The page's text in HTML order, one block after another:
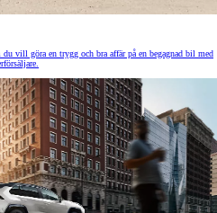
vill göra en trygg och bra affär på en begagnad bil med